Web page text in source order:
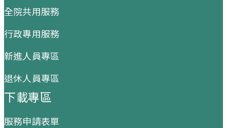
全院共用服務
行政專用服務
新進人員專區
退休人員專區
下載專區
服務申請表單